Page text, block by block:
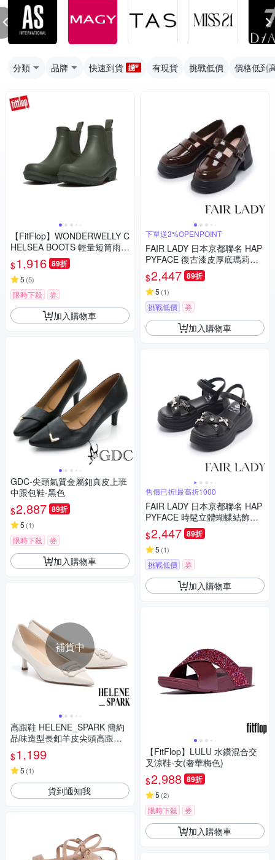
分類 品牌 快速到貨 有現貨 挑戰低價 價格低到
【FitFlop】WONDERWELLY C
HELSEA BOOTS 輕量短筒雨
靴-女(深綠色)
$1,916 89折
5 (5)
限時下殺 券
加入購物車
GDC-尖頭氣質金屬釦真皮上班
中跟包鞋-黑色
$2,887 89折
5 (1)
限時下殺 券
加入購物車
補貨中
高跟鞋 HELENE_SPARK 簡約
品味造型長釦羊皮尖頭高跟鞋
－米
$1,199
5 (1)
貨到通知我
下單送3%OPENPOINT
FAIR LADY 日本京都聯名 HAP
PYFACE 復古漆皮厚底瑪莉珍
鞋 楓糖棕 (5A2978)
$2,447 89折
5 (1)
挑戰低價 券
加入購物車
售價已折!最高折1000
FAIR LADY 日本京都聯名 HAP
PYFACE 時髦立體蝴蝶結飾釦
厚底涼鞋 黑 (2E3024)
$2,447 89折
5 (1)
挑戰低價 券
加入購物車
【FitFlop】LULU 水鑽混合交
叉涼鞋-女(奢華梅色)
$2,988 89折
5 (2)
限時下殺 券
加入購物車